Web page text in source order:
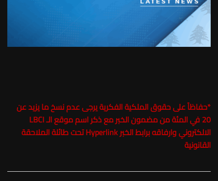
*حفاظاً على حقوق الملكية الفكرية يرجى عدم نسخ ما يزيد عن
20 في المئة من مضمون الخبر مع ذكر اسم موقع الـ LBCI
الالكتروني وارفاقه برابط الخبر Hyperlink تحت طائلة الملاحقة
القانونية